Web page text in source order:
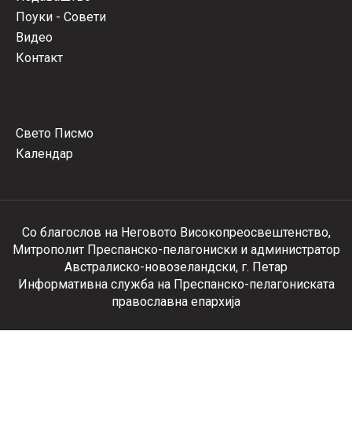
Поуки - Совети
Видео
Контакт
Свето Писмо
Календар
Со благослов на Неговото Високопреосвештенство,
Митрополит Преспанско-пелагониски и администратор
Австралиско-новозеландски, г. Петар
Информативна служба на Преспанско-пелагониската
православна епархија